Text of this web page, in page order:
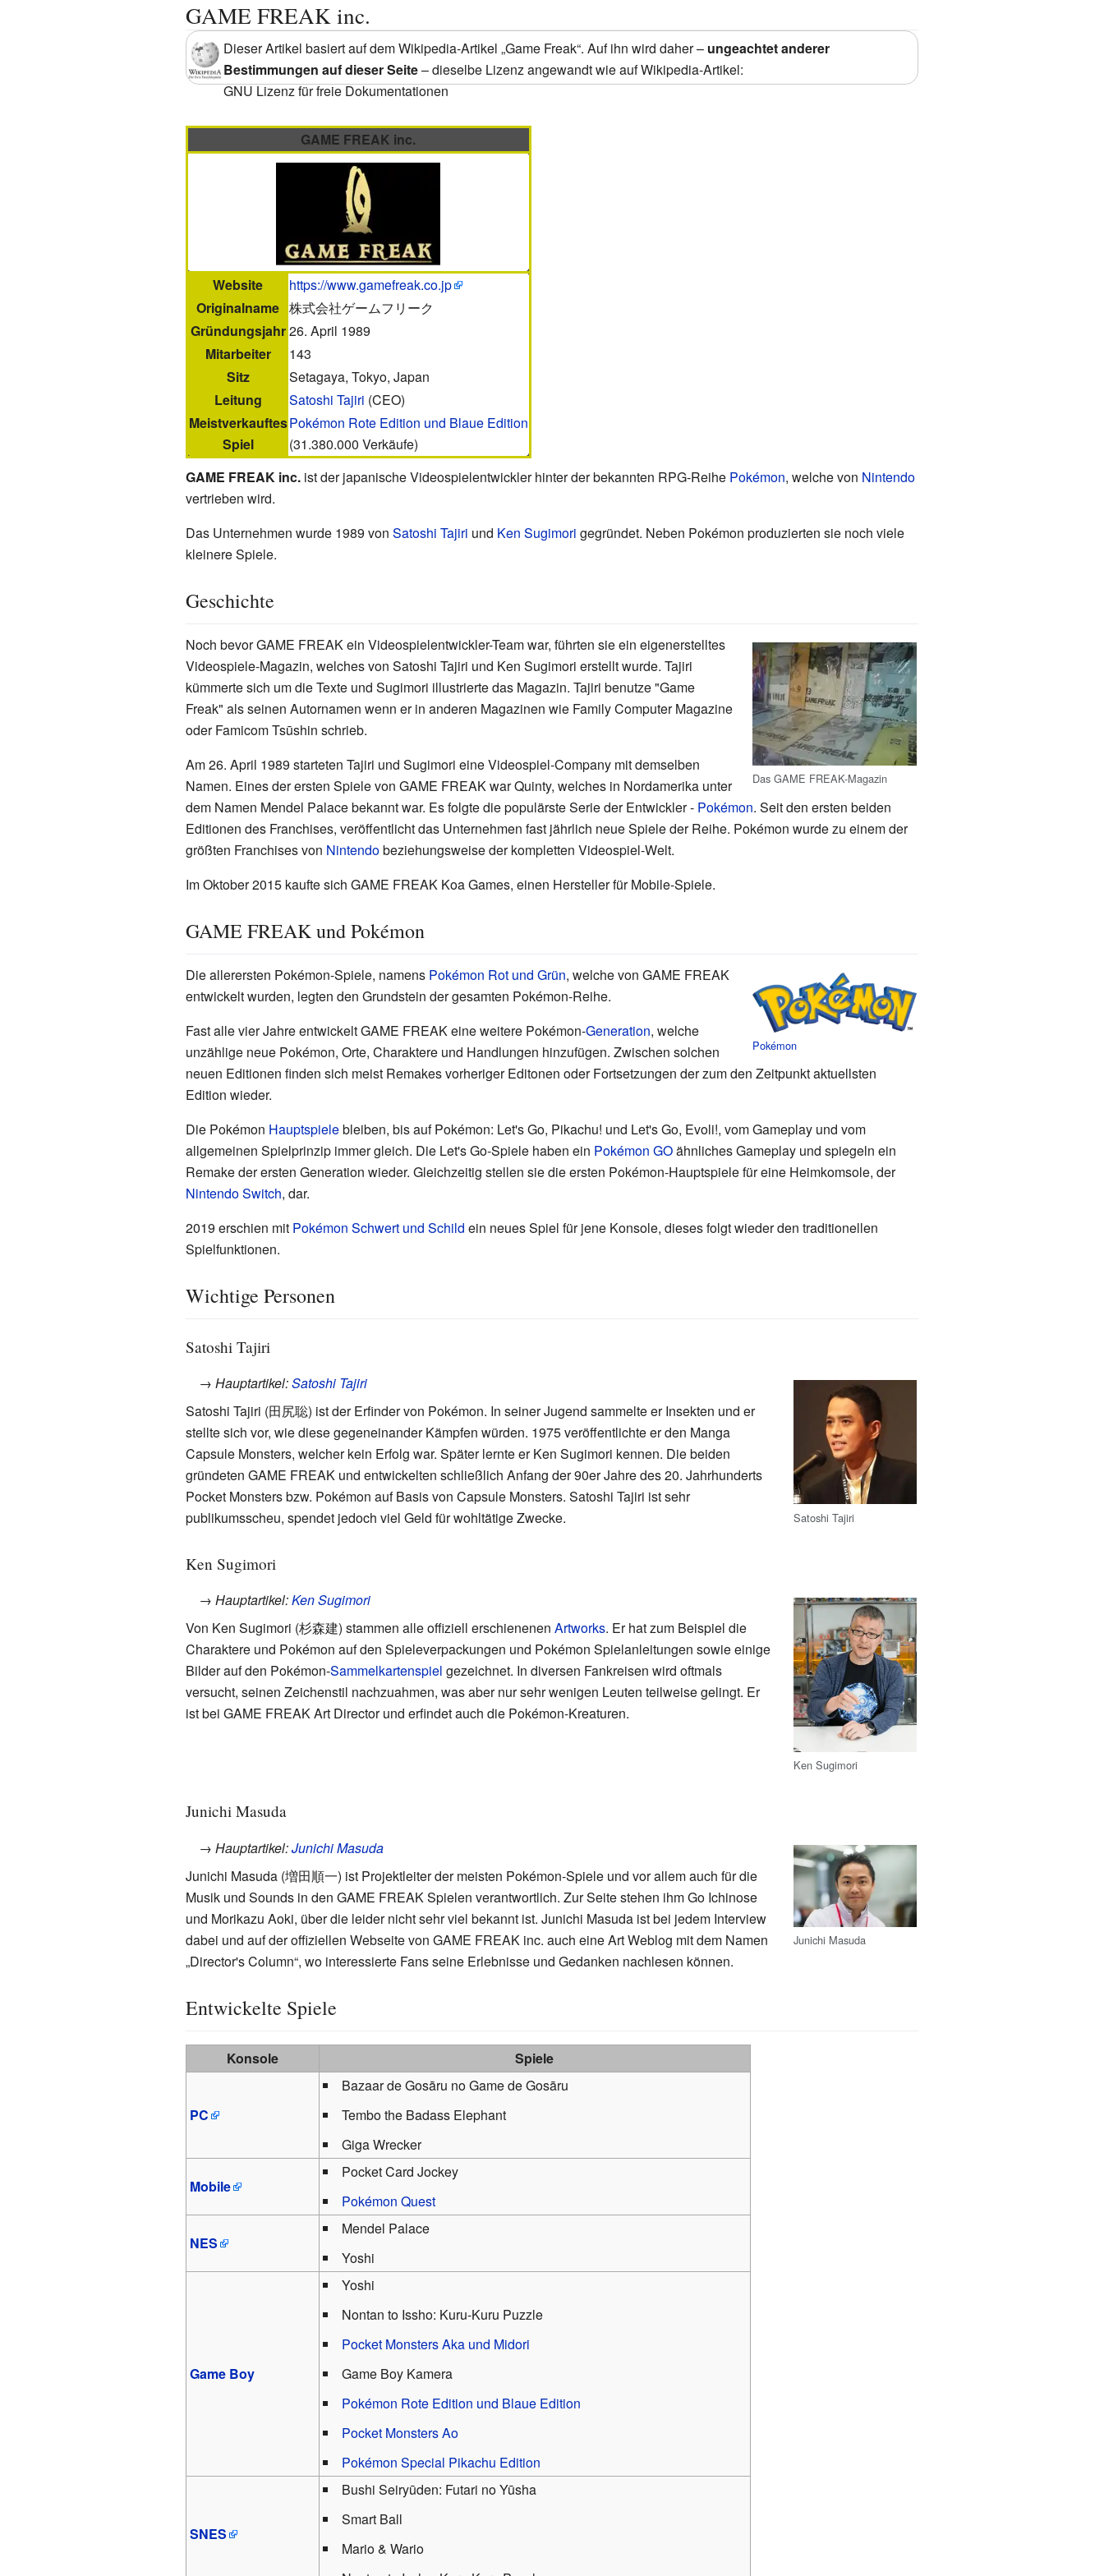
GAME FREAK inc.
Dieser Artikel basiert auf dem Wikipedia-Artikel „Game Freak“. Auf ihn wird daher – ungeachtet anderer
Bestimmungen auf dieser Seite– dieselbe Lizenz angewandt wie auf Wikipedia-Artikel:
GNU Lizenz für freie Dokumentationen
GAME FREAK inc.
Website
https://www.gamefreak.co.jp
Originalname 株式会社ゲームフリーク
Gründungsjahr26. April 1989
Mitarbeiter
143
Sitz
Setagaya, Tokyo, Japan
Leitung
Satoshi Tajiri (CEO)
Meistverkauftes
Spiel
Pokémon Rote Edition und Blaue Edition
(31.380.000 Verkäufe)
GAME FREAK inc.ist der japanische Videospielentwickler hinter der bekannten RPG-Reihe Pokémon, welche von Nintendo
vertrieben wird.
Das Unternehmen wurde 1989 von Satoshi Tajiri und Ken Sugimori gegründet. Neben Pokémon produzierten sie noch viele
kleinere Spiele.
Geschichte
Das GAME FREAK-Magazin
Noch bevor GAME FREAK ein Videospielentwickler-Team war, führten sie ein eigenerstelltes
Videospiele-Magazin, welches von Satoshi Tajiri und Ken Sugimori erstellt wurde. Tajiri
kümmerte sich um die Texte und Sugimori illustrierte das Magazin. Tajiri benutze "Game
Freak" als seinen Autornamen wenn er in anderen Magazinen wie Family Computer Magazine
oder Famicom Tsūshin schrieb.
Am 26. April 1989 starteten Tajiri und Sugimori eine Videospiel-Company mit demselben
Namen. Eines der ersten Spiele von GAME FREAK war Quinty, welches in Nordamerika unter
dem Namen Mendel Palace bekannt war. Es folgte die populärste Serie der Entwickler - Pokémon. Seit den ersten beiden
Editionen des Franchises, veröffentlicht das Unternehmen fast jährlich neue Spiele der Reihe. Pokémon wurde zu einem der
größten Franchises von Nintendobeziehungsweise der kompletten Videospiel-Welt.
Im Oktober 2015 kaufte sich GAME FREAK Koa Games, einen Hersteller für Mobile-Spiele.
GAME FREAK und Pokémon
Pokémon
Die allerersten Pokémon-Spiele, namens Pokémon Rot und Grün, welche von GAME FREAK
entwickelt wurden, legten den Grundstein der gesamten Pokémon-Reihe.
Fast alle vier Jahre entwickelt GAME FREAK eine weitere Pokémon-Generation, welche
unzählige neue Pokémon, Orte, Charaktere und Handlungen hinzufügen. Zwischen solchen
neuen Editionen finden sich meist Remakes vorheriger Editonen oder Fortsetzungen der zum den Zeitpunkt aktuellsten
Edition wieder.
Die Pokémon Hauptspielebleiben, bis auf Pokémon: Let's Go, Pikachu! und Let's Go, Evoli!, vom Gameplay und vom
allgemeinen Spielprinzip immer gleich. Die Let's Go-Spiele haben ein Pokémon GOähnliches Gameplay und spiegeln ein
Remake der ersten Generation wieder. Gleichzeitig stellen sie die ersten Pokémon-Hauptspiele für eine Heimkomsole, der
Nintendo Switch, dar.
2019 erschien mit Pokémon Schwert und Schild ein neues Spiel für jene Konsole, dieses folgt wieder den traditionellen
Spielfunktionen.
Wichtige Personen
Satoshi Tajiri
Satoshi Tajiri
→ Hauptartikel:Satoshi Tajiri
Satoshi Tajiri (田尻聡) ist der Erfinder von Pokémon. In seiner Jugend sammelte er Insekten und er
stellte sich vor, wie diese gegeneinander Kämpfen würden. 1975 veröffentlichte er den Manga
Capsule Monsters, welcher kein Erfolg war. Später lernte er Ken Sugimori kennen. Die beiden
gründeten GAME FREAK und entwickelten schließlich Anfang der 90er Jahre des 20. Jahrhunderts
Pocket Monsters bzw. Pokémon auf Basis von Capsule Monsters. Satoshi Tajiri ist sehr
publikumsscheu, spendet jedoch viel Geld für wohltätige Zwecke.
Ken Sugimori
Ken Sugimori
→ Hauptartikel:Ken Sugimori
Von Ken Sugimori (杉森建) stammen alle offiziell erschienenen Artworks. Er hat zum Beispiel die
Charaktere und Pokémon auf den Spieleverpackungen und Pokémon Spielanleitungen sowie einige
Bilder auf den Pokémon-Sammelkartenspiel gezeichnet. In diversen Fankreisen wird oftmals
versucht, seinen Zeichenstil nachzuahmen, was aber nur sehr wenigen Leuten teilweise gelingt. Er
ist bei GAME FREAK Art Director und erfindet auch die Pokémon-Kreaturen.
Junichi Masuda
Junichi Masuda
→ Hauptartikel:Junichi Masuda
Junichi Masuda (増田順一) ist Projektleiter der meisten Pokémon-Spiele und vor allem auch für die
Musik und Sounds in den GAME FREAK Spielen verantwortlich. Zur Seite stehen ihm Go Ichinose
und Morikazu Aoki, über die leider nicht sehr viel bekannt ist. Junichi Masuda ist bei jedem Interview
dabei und auf der offiziellen Webseite von GAME FREAK inc. auch eine Art Weblog mit dem Namen
„Director's Column“, wo interessierte Fans seine Erlebnisse und Gedanken nachlesen können.
Entwickelte Spiele
Konsole Spiele
PC
Bazaar de Gosāru no Game de Gosāru
Tembo the Badass Elephant
Giga Wrecker
Mobile
Pocket Card Jockey
Pokémon Quest
NES
Mendel Palace
Yoshi
Game Boy
Yoshi
Nontan to Issho: Kuru-Kuru Puzzle
Pocket Monsters Aka und Midori
Game Boy Kamera
Pokémon Rote Edition und Blaue Edition
Pocket Monsters Ao
Pokémon Special Pikachu Edition
SNES
Bushi Seiryūden: Futari no Yūsha
Smart Ball
Mario & Wario